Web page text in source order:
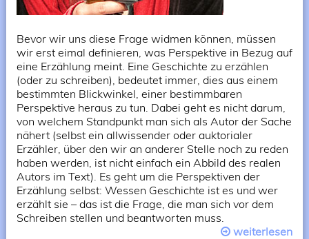
Bevor wir uns diese Frage widmen können, müssen
wir erst eimal definieren, was Perspektive in Bezug auf
eine Erzählung meint. Eine Geschichte zu erzählen
(oder zu schreiben), bedeutet immer, dies aus einem
bestimmten Blickwinkel, einer bestimmbaren
Perspektive heraus zu tun. Dabei geht es nicht darum,
von welchem Standpunkt man sich als Autor der Sache
nähert (selbst ein allwissender oder auktorialer
Erzähler, über den wir an anderer Stelle noch zu reden
haben werden, ist nicht einfach ein Abbild des realen
Autors im Text). Es geht um die Perspektiven der
Erzählung selbst: Wessen Geschichte ist es und wer
erzählt sie – das ist die Frage, die man sich vor dem
Schreiben stellen und beantworten muss.
weiterlesen